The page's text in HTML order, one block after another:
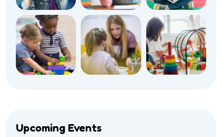
Upcoming Events